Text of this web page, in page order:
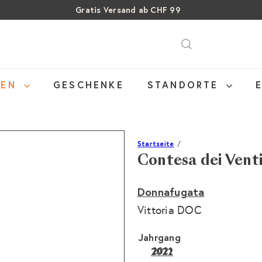
Pause
Gratis Versand ab CHF 99
Über 15% Rabatt auf Sommer Weine
SALE: Bis zu 40% auf letzte Flaschen
GESCHENKE STANDORTE
Startseite
Contesa dei Venti
Donnafugata
Vittoria DOC
Jahrgang
2021Variante ausverkauft
2022